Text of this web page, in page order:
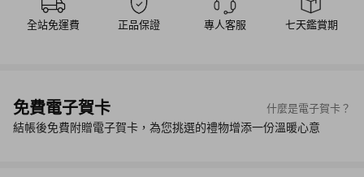
全站免運費 正品保證 專人客服 七天鑑賞期
免費電子賀卡 什麼是電子賀卡？
結帳後免費附贈電子賀卡，為您挑選的禮物增添一份溫暖心意